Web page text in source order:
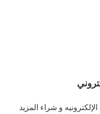
و شراء المزيد